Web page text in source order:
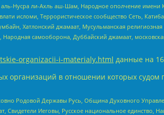
аль-Нусра ли-Ахль аш-Шам, Народное ополчение
исломи, Террористическое сообщество Сеть,
Хатлонский джамаат, Мусульманская
Народная самооборона, Дуббайский джамаат,
organizacii-i-materialy.html данные на
в отношении которых
Родовой Державы Русь, Община Духовного
Свидетели Иеговы, Русское национальное